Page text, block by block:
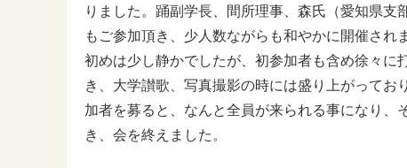
りました。踊副学長、間所理事、森氏（愛知県支
もご参加頂き、少人数ながらも和やかに開催され
初めは少し静かでしたが、初参加者も含め徐々に
き、大学讃歌、写真撮影の時には盛り上がってお
加者を募ると、なんと全員が来られる事になり
き、会を終えました。